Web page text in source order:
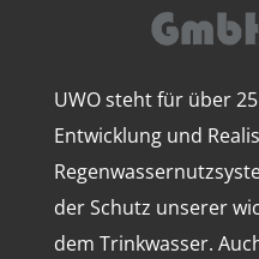
UWO steht für über
Entwicklung und
der Schutz unserer
dem Trinkwasser.